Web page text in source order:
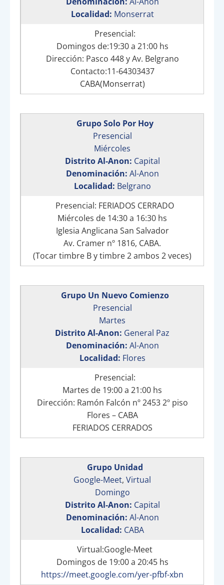
Localidad: Monserrat
Presencial:
Domingos de:19:30 a 21:00 hs
Dirección: Pasco 448 y Av. Belgrano
Contacto:11-64303437
CABA(Monserrat)
Grupo Solo Por Hoy
Presencial
Miércoles
Distrito Al-Anon: Capital
Denominación: Al-Anon
Localidad: Belgrano
Presencial: FERIADOS CERRADO
Miércoles de 14:30 a 16:30 hs
Iglesia Anglicana San Salvador
Av. Cramer nº 1816, CABA.
(Tocar timbre B y timbre 2 ambos 2 veces)
Grupo Un Nuevo Comienzo
Presencial
Martes
Distrito Al-Anon: General Paz
Denominación: Al-Anon
Localidad: Flores
Presencial:
Martes de 19:00 a 21:00 hs
Dirección: Ramón Falcón nº 2453 2º piso
Flores – CABA
FERIADOS CERRADOS
Grupo Unidad
Google-Meet, Virtual
Domingo
Distrito Al-Anon: Capital
Denominación: Al-Anon
Localidad: CABA
Virtual:Google-Meet
Domingos de 19:00 a 20:45 hs
https://meet.google.com/yer-pfbf-xbn